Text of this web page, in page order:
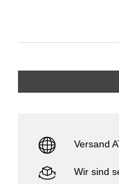
Versand
Wir sind